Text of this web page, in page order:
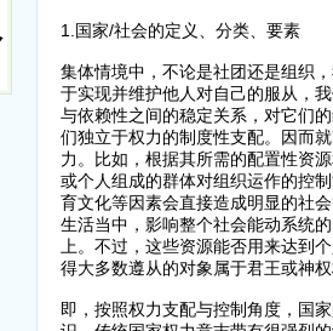
1.国家/社会的定义、分类、要素
集体情境中，不论是社团还是组织
于实现并维护他人对自己的服从，
与依赖性之间的稳定关系，对它们
们独立于权力的制度性支配。因而
力。比如，根据其所需的配置性资
或个人组成的群体对组织运作的控
育文化等因素会直接造成明显的社
生活当中，影响整个社会能动系统
上。不过，这些资源能否用来达到
得大多数遵从的对象属于君王或神
即，按照权力支配与控制角度，国